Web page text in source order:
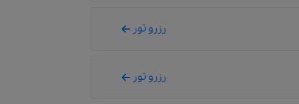
رزرو تور
رزرو تور